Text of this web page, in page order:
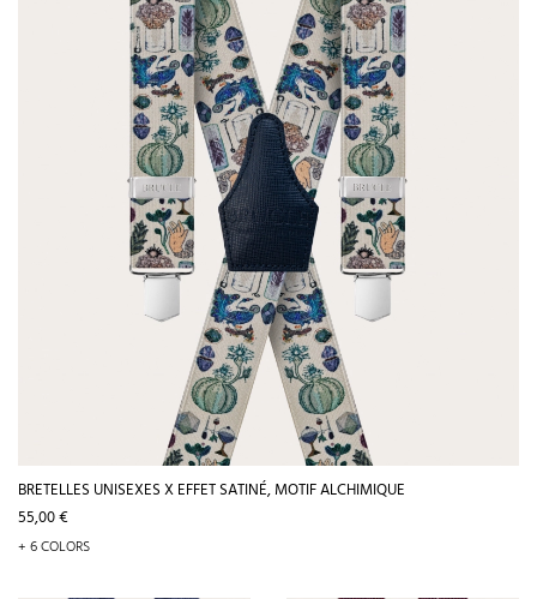
BRETELLES UNISEXES X EFFET SATINÉ, MOTIF ALCHIMIQUE
Prix
55,00 €
+ 6 COLORS